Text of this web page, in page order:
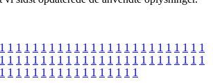
1 1 1 1 1 1 1 1 1 1 1 1 1 1 1 1 1 1 1 1 1 1 1 1 1
1 1 1 1 1 1 1 1 1 1 1 1 1 1 1 1 1 1 1 1 1 1 1 1 1
1 1 1 1 1 1 1 1 1 1 1 1 1 1 1 1 1